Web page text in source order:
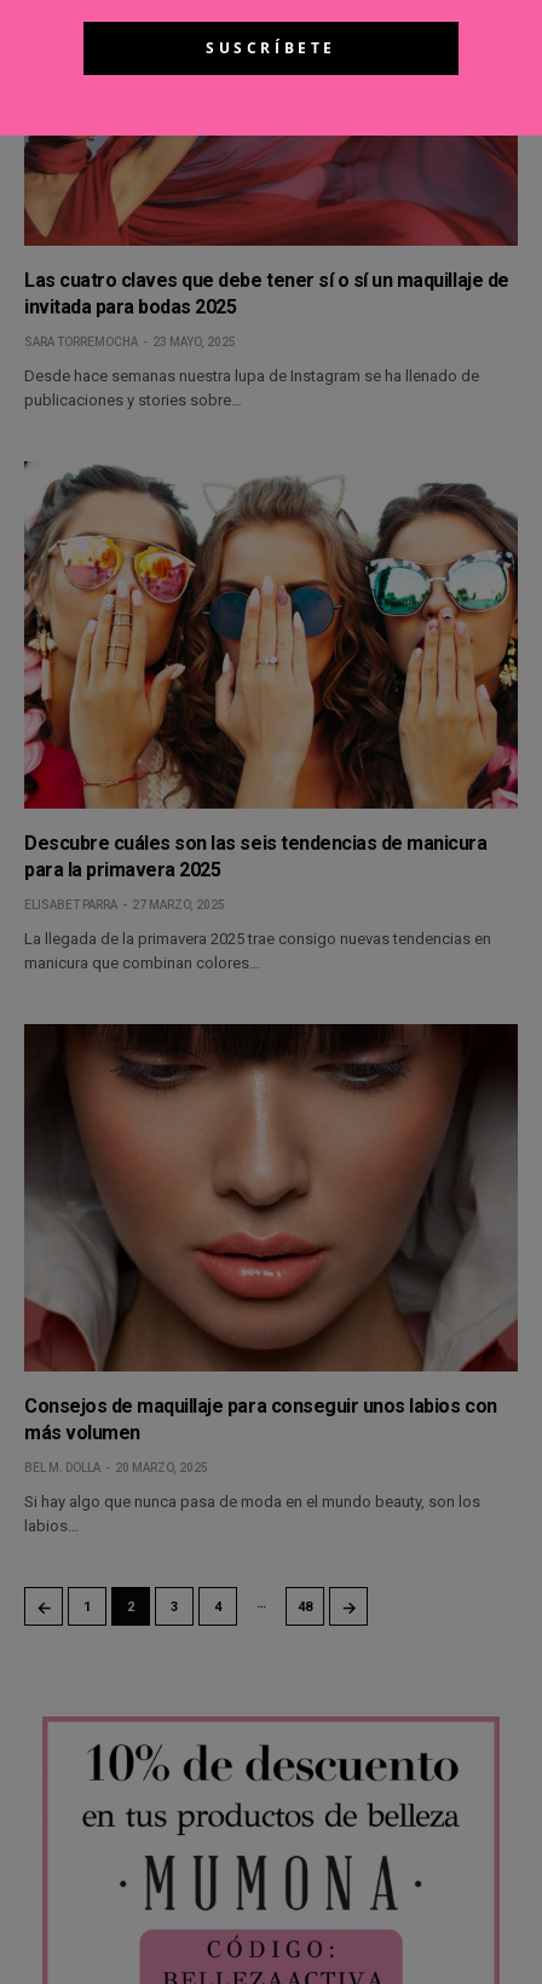
Las cuatro claves que debe tener sí o sí un maquillaje de
invitada para bodas 2025
SARA TORREMOCHA 23 MAYO, 2025
Desde hace semanas nuestra lupa de Instagram se ha llenado de
publicaciones y stories sobre…
Descubre cuáles son las seis tendencias de manicura
para la primavera 2025
ELISABET PARRA 27 MARZO, 2025
La llegada de la primavera 2025 trae consigo nuevas tendencias en
manicura que combinan colores…
Consejos de maquillaje para conseguir unos labios con
más volumen
BEL M. DOLLA 20 MARZO, 2025
Si hay algo que nunca pasa de moda en el mundo beauty, son los
labios…
← 1 2 3 4 … 48 →